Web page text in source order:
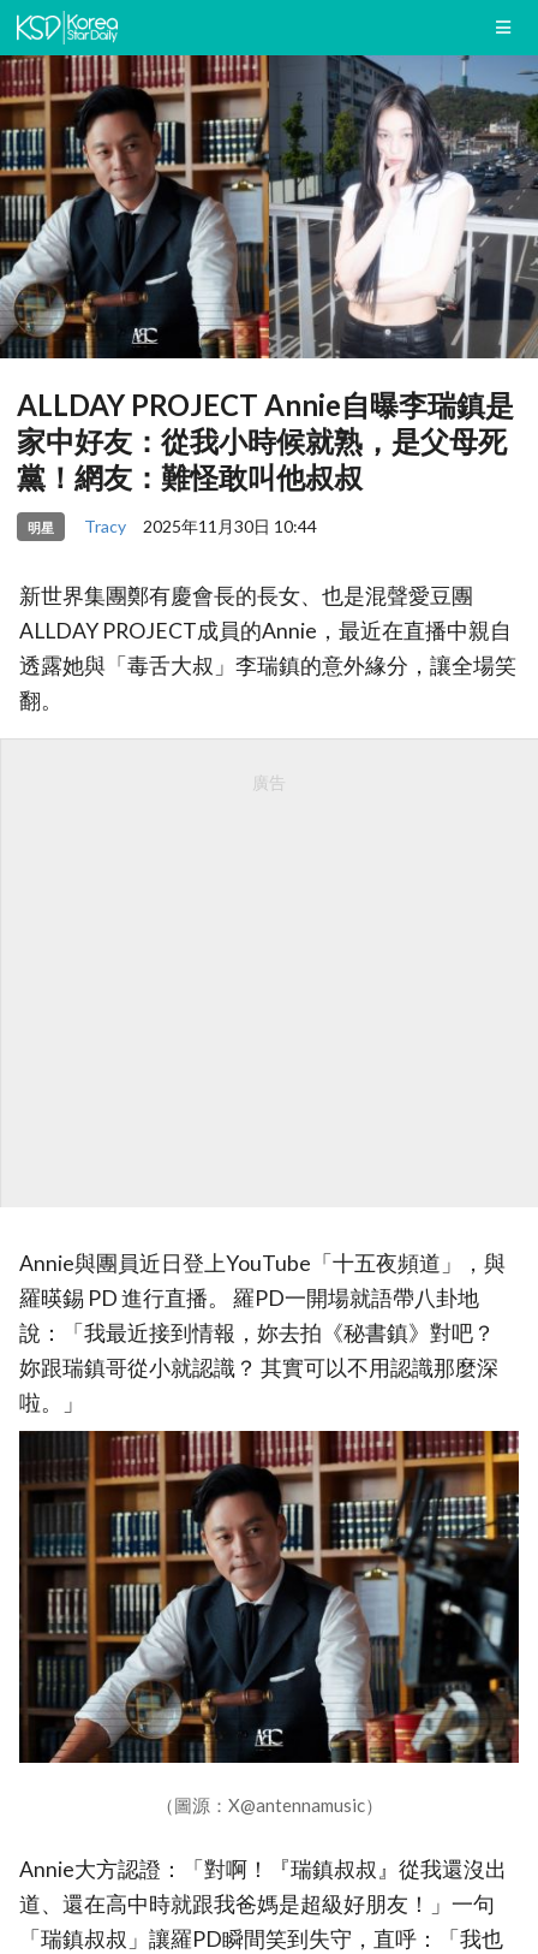
ALLDAY PROJECT Annie自曝李瑞鎮是
家中好友：從我小時候就熟，是父母死
黨！網友：難怪敢叫他叔叔
明星 Tracy 2025年11月30日 10:44
新世界集團鄭有慶會長的長女、也是混聲愛豆團
ALLDAY PROJECT成員的Annie，最近在直播中親自
透露她與「毒舌大叔」李瑞鎮的意外緣分，讓全場笑
翻。
廣告
Annie與團員近日登上YouTube「十五夜頻道」，與
羅暎錫 PD 進行直播。 羅PD一開場就語帶八卦地
說：「我最近接到情報，妳去拍《秘書鎮》對吧？
妳跟瑞鎮哥從小就認識？ 其實可以不用認識那麼深
啦。」
（圖源：X@antennamusic）
Annie大方認證：「對啊！『瑞鎮叔叔』從我還沒出
道、還在高中時就跟我爸媽是超級好朋友！」一句
「瑞鎮叔叔」讓羅PD瞬間笑到失守，直呼：「我也